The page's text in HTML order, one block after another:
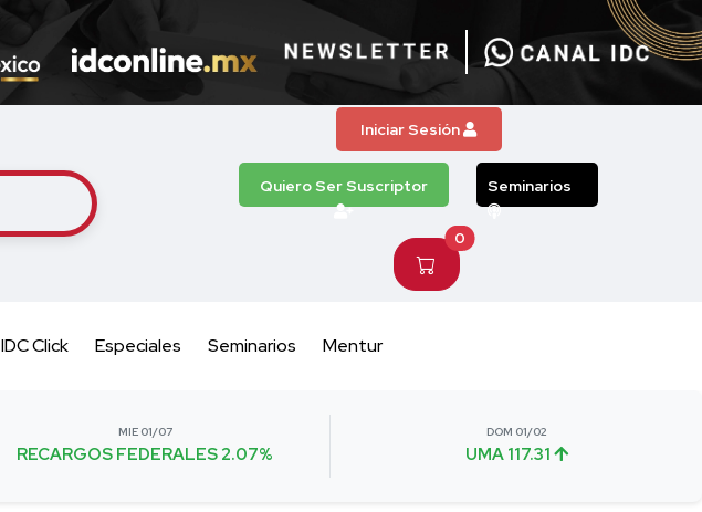
Iniciar Sesión
Quiero Ser Suscriptor Seminarios
0
IDC Click Especiales Seminarios Mentur
MIE 01/07
RECARGOS FEDERALES 2.07%
DOM 01/02
UMA 117.31